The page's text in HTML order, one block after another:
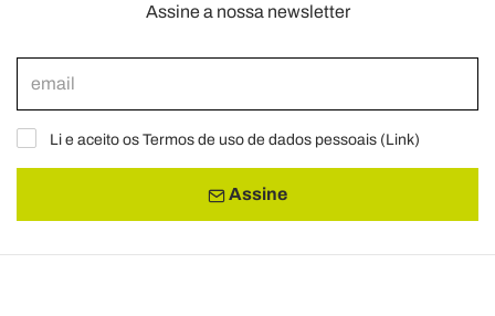
Assine a nossa newsletter
Li e aceito os Termos de uso de dados pessoais (Link)
Assine